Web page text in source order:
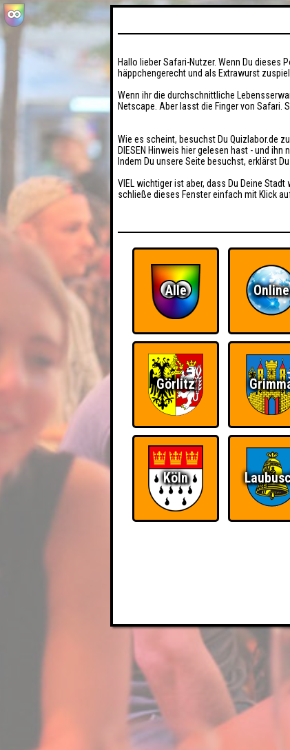
Hallo lieber Safari-Nutzer. Wenn Du dieses
häppchengerecht und als Extrawurst
Wenn ihr die durchschnittliche
Netscape. Aber lasst die Finger von Safari.
Wie es scheint, besuchst Du Quizlabor.de
DIESEN Hinweis hier gelesen hast - und
Indem Du unsere Seite besuchst, erklärst
VIEL wichtiger ist aber, dass Du Deine
schließe dieses Fenster einfach mit Klick
Alle Online
Görlitz
Köln